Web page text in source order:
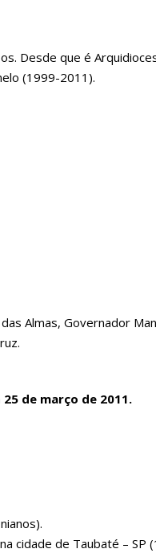
Desde que é
(1999-2011).
Almas, Governador
25 de março de 2011.
cidade de Taubaté – SP